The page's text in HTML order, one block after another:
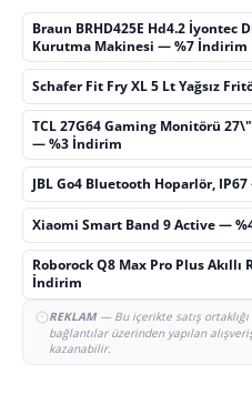
Braun BRHD425E Hd4.2 İyontec
Kurutma Makinesi — %7 İndirim
Schafer Fit Fry XL 5 Lt Yağsız
TCL 27G64 Gaming Monitörü
— %3 İndirim
JBL Go4 Bluetooth Hoparlör,
Xiaomi Smart Band 9 Active —
Roborock Q8 Max Pro Plus
İndirim
REKLAM— Bu içerikte satış ortaklığı
bağlantılar üzerinden yapılan
kazanabilir.